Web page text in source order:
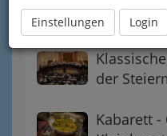
Einstellungen Login
ohne
der
Kabarett -